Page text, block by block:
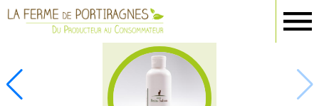
Portiragnes
COSMETIQUE ET